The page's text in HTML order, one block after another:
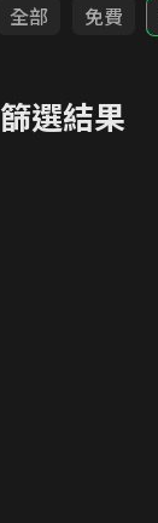
全部 免費
篩選結果